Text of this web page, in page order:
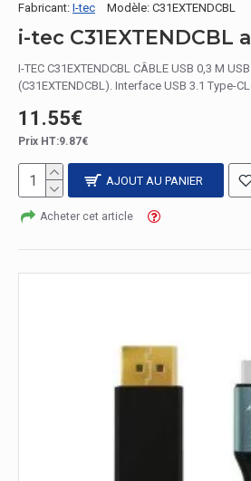
Fabricant: I-tec Modèle: C31EXTENDCBL
I-TEC C31EXTENDCBL CÂBLE USB 0,3 M USB
(C31EXTENDCBL). Interface USB 3.1 Type-
11.55€
Prix HT:9.87€
AJOUT AU PANIER
Acheter cet article